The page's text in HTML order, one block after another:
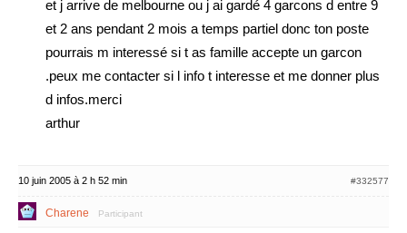
et j arrive de melbourne ou j ai gardé 4 garcons d entre 9
et 2 ans pendant 2 mois a temps partiel donc ton poste
pourrais m interessé si t as famille accepte un garcon
.peux me contacter si l info t interesse et me donner plus
d infos.merci
arthur
10 juin 2005 à 2 h 52 min #332577
Charene Participant